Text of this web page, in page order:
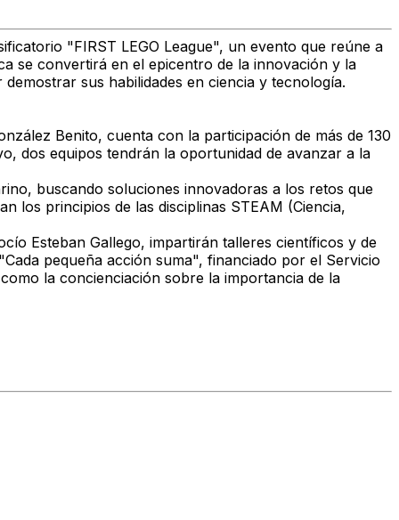
"FIRST LEGO League", un evento que reúne a
se convertirá en el epicentro de la innovación y la
sus habilidades en ciencia y tecnología.
Benito, cuenta con la participación de más de 130
dos equipos tendrán la oportunidad de avanzar a la
buscando soluciones innovadoras a los retos que
los principios de las disciplinas STEAM (Ciencia,
Esteban Gallego, impartirán talleres científicos y de
pequeña acción suma", financiado por el Servicio
la concienciación sobre la importancia de la